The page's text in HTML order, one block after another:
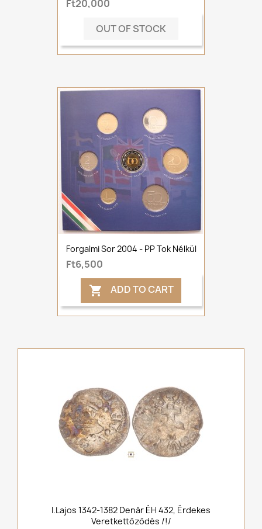
Ft20,000
OUT OF STOCK
Forgalmi Sor 2004 - PP Tok Nélkül
Ft6,500
 ADD TO CART
I.Lajos 1342-1382 Denár ÉH 432, Érdekes
Veretkettőződés /!/